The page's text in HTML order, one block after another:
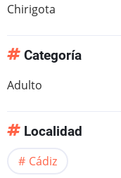
Chirigota
Categoría
Adulto
Localidad
Cádiz